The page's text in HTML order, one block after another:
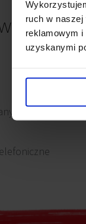
ruch w
reklamowym
uzyskanymi